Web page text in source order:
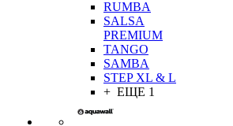
RUMBA
SALSA
PREMIUM
TANGO
SAMBA
STEP XL & L
+ ЕЩЕ 1